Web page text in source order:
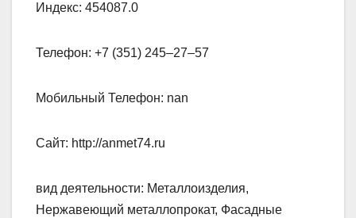
Индекс: 454087.0
Телефон: +7 (351) 245‒27‒57
Мобильный Телефон: nan
Сайт: http://anmet74.ru
вид деятельности: Металлоизделия,
Нержавеющий металлопрокат, Фасадные